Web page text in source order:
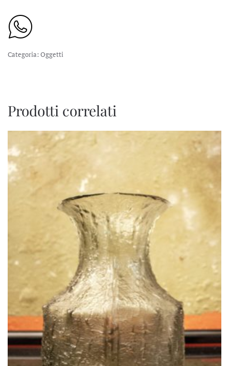
Categoria: Oggetti
Prodotti correlati